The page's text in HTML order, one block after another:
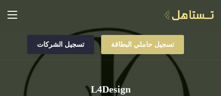
تسجيل حاملي البطاقة تسجيل الشركات
L4Design